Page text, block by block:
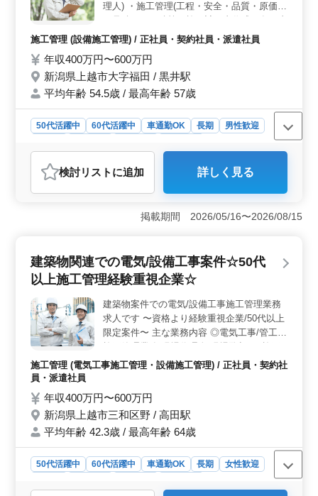
給しており、通勤負担を抑えて働けます。賞与を用意し
ており、各種保険完備で安心して長く働ける環境です。
理人) ・施工管理(工程・安全・品質・原価)
類作成、施工図作成 等 ・近隣住人対応、打
費全額支給 ・CAD経験あれば尚可 ☆50代以
上管工事施工管理業務に興味ある方募集して
おります。 ☆50代以上管工事施工管理業務
あればお気軽にお問い合わせ下さい。
施工管理 (設備施工管理) / 正社員・契約社員・派遣社員
年収400万円〜600万円
新潟県上越市大字福田 / 黒井駅
平均年齢 54.5歳 / 最高年齢 57歳
50代活躍中 60代活躍中 車通勤OK 長期
男性歓迎
おすすめポイント
＜経験重視＞ 経験豊富な方にはチャンスです。15年以
上の経験者を歓迎し、条件面も優遇します。安心してご
しい挑戦に臨むことができます。 ＜キャリアアップ
リアを広げられる環境です。また、CAD経験があれば尚
可とあり、スキルの向上も期待できます。 ＜働きや
すさ＞ 車通勤OK、交通費全額支給、福利厚生も充実し
ています。週休2日制で休日もしっかり確保されていま
す。安定した職場環境で長く活躍できます。さらに、60
代の方も活躍中とあり、年齢に関係なく長期的に働ける
環境です。
検討リスト に追加 詳しく見る
掲載期間 2026/05/16〜2026/08/15
建築物関連での電気/設備工事案件☆50代
以上施工管理経験重視企業☆
建築物案件での電気/設備工事施工管理業務
求人です 〜資格より経験重視企業/50代以上
限定案件〜 主な業務内容 ◎電気工事/管工事
施工管理業務(現場代理人/現場監督) ・施工
管理、積算、各種書類作成、施工図(作成、
合がございます。 ＊CAD種類：JWCAD、
AUTOCAD、ARCHITREND、
CADWELLTfas、Vectorworks など ＊CADに
関して未経験者でも現場監督経験者であれば
歓迎 備考 ・冬場は積雪の兼ね合いで基本現
場ではなく内勤業務(書類作成など) ・基本直
行直帰 ・車通勤可能 ・長期休暇相談可能、
施工管理 (電気工事施工管理・設備施工管理) / 正社員・契約社
員・派遣社員
年収400万円〜600万円
新潟県上越市三和区野 / 高田駅
平均年齢 42.3歳 / 最高年齢 64歳
50代活躍中 60代活躍中 車通勤OK 長期
女性歓迎